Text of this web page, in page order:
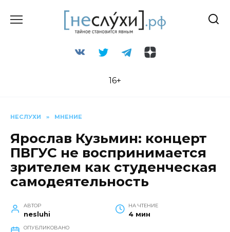
16+
НЕСЛУХИ » МНЕНИЕ
Ярослав Кузьмин: концерт
ПВГУС не воспринимается
зрителем как студенческая
самодеятельность
АВТОР
nesluhi
НА ЧТЕНИЕ
4 мин
ОПУБЛИКОВАНО